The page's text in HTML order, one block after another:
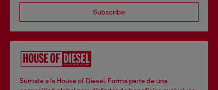
Subscribe
Súmate a la House of Diesel. Forma parte de una